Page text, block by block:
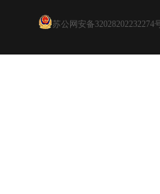
苏公网安备32028202232274